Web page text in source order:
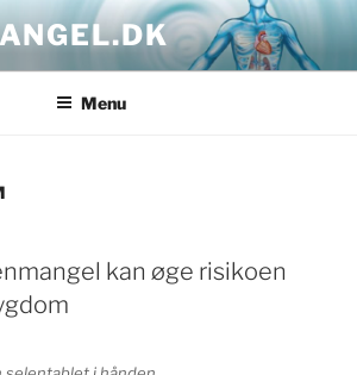
Menu
kan øge risikoen